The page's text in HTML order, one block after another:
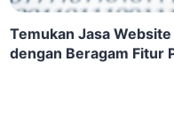
Temukan Jasa
dengan Beragam Fitur